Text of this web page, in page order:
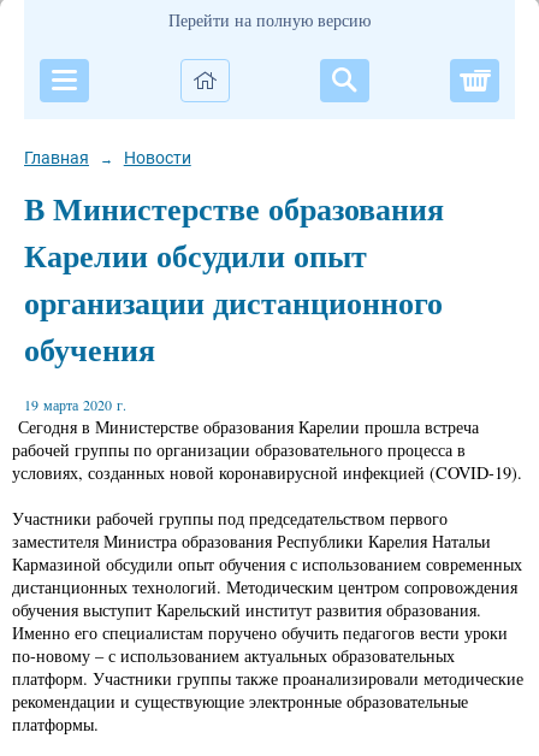
Перейти на полную версию
Главная → Новости
В Министерстве образования
Карелии обсудили опыт
организации дистанционного
обучения
19 марта 2020 г.
Сегодня в Министерстве образования Карелии прошла встреча
рабочей группы по организации образовательного процесса в
условиях, созданных новой коронавирусной инфекцией (COVID-19).
Участники рабочей группы под председательством первого
заместителя Министра образования Республики Карелия Натальи
Кармазиной обсудили опыт обучения с использованием современных
дистанционных технологий. Методическим центром сопровождения
обучения выступит Карельский институт развития образования.
Именно его специалистам поручено обучить педагогов вести уроки
по-новому – с использованием актуальных образовательных
платформ. Участники группы также проанализировали методические
рекомендации и существующие электронные образовательные
платформы.